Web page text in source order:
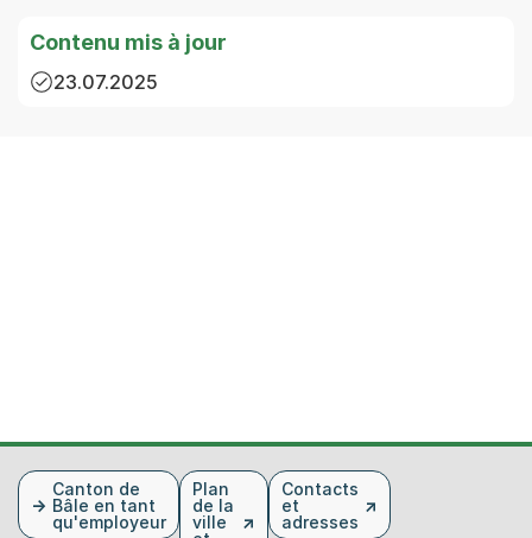
Contenu mis à jour
23.07.2025
FusszeileCanton de
Bâle en tant
qu'employeur
Plan
de la
ville
Contacts
et
adresses